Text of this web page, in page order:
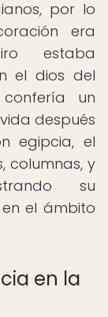
por lo
era
estaba
el dios del
un
después
egipcia, el
columnas, y
su
el ámbito
en la